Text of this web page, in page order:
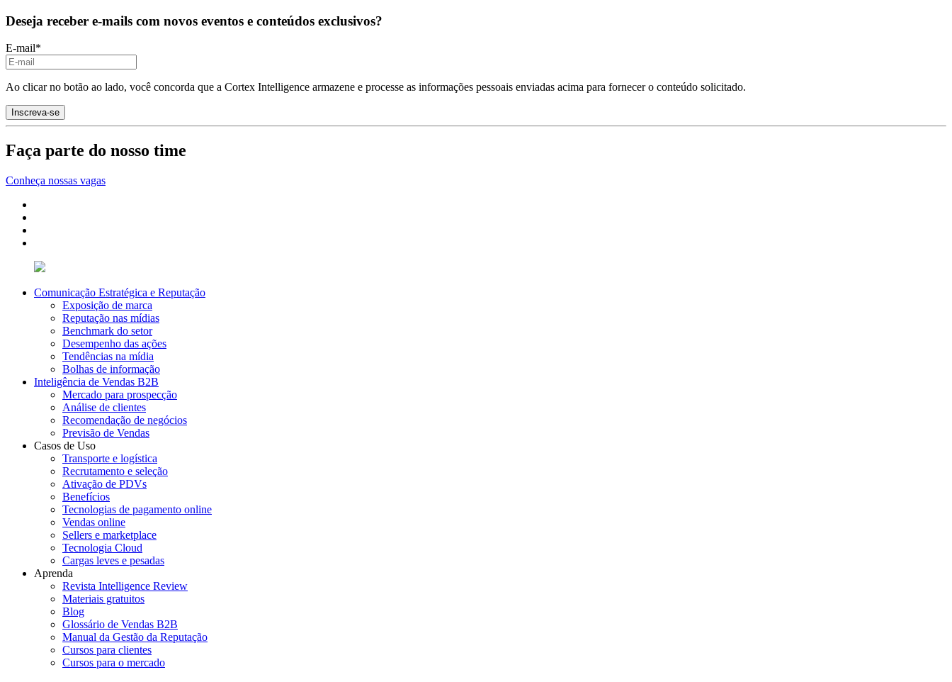
Deseja receber e-mails com novos eventos e conteúdos exclusivos?
E-mail*
Ao clicar no botão ao lado, você concorda que a Cortex Intelligence armazene e processe as informações pessoais enviadas acima para fornecer o conteúdo solicitado.
Faça parte do nosso time
Conheça nossas vagas
Comunicação Estratégica e Reputação
Exposição de marca
Reputação nas mídias
Benchmark do setor
Desempenho das ações
Tendências na mídia
Bolhas de informação
Inteligência de Vendas B2B
Mercado para prospecção
Análise de clientes
Recomendação de negócios
Previsão de Vendas
Casos de Uso
Transporte e logística
Recrutamento e seleção
Ativação de PDVs
Benefícios
Tecnologias de pagamento online
Vendas online
Sellers e marketplace
Tecnologia Cloud
Cargas leves e pesadas
Aprenda
Revista Intelligence Review
Materiais gratuitos
Blog
Glossário de Vendas B2B
Manual da Gestão da Reputação
Cursos para clientes
Cursos para o mercado